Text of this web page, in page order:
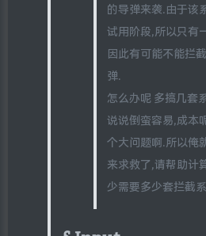
的导弹来袭.由于该
试用阶段,所以只有
因此有可能不能拦
弹.
怎么办呢 多搞几套
说说倒蛮容易,成本
个大问题啊.所以俺
来求救了,请帮助计
少需要多少套拦截